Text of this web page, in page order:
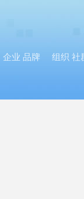
企业 品牌 组织 社